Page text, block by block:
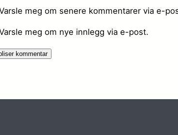
meg om senere kommentarer via e-
meg om nye innlegg via e-post.